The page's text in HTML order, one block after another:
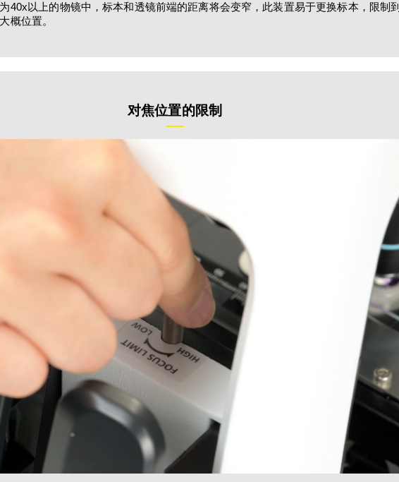
40x以上的物镜中，标本和透镜前端的距离将会变窄，此装置易于更换标本，限制到
概位置。
对焦位置的限制